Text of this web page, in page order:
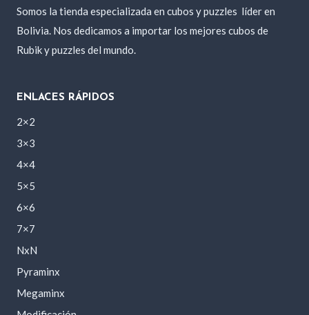
Somos la tienda especializada en cubos y puzzles líder en
Bolivia. Nos dedicamos a importar los mejores cubos de
Rubik y puzzles del mundo.
ENLACES RÁPIDOS
2×2
3×3
4×4
5×5
6×6
7×7
NxN
Pyraminx
Megaminx